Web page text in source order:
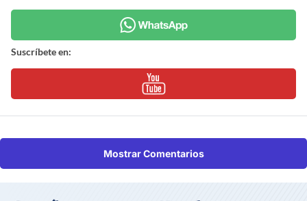
Suscríbete en:
Mostrar Comentarios